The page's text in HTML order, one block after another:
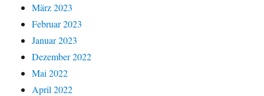
März 2023
Februar 2023
Januar 2023
Dezember 2022
Mai 2022
April 2022